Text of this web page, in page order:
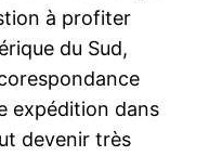
à profiter
du Sud,
expédition dans
devenir très